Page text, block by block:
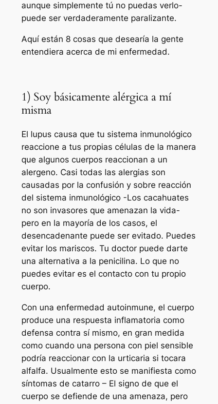
aunque simplemente tú no puedas verlo-
puede ser verdaderamente paralizante.
Aquí están 8 cosas que desearía la gente
entendiera acerca de mi enfermedad.
1) Soy básicamente alérgica a mí
misma
El lupus causa que tu sistema inmunológico
reaccione a tus propias células de la manera
que algunos cuerpos reaccionan a un
alergeno. Casi todas las alergias son
causadas por la confusión y sobre reacción
del sistema inmunológico -Los cacahuates
no son invasores que amenazan la vida-
pero en la mayoría de los casos, el
desencadenante puede ser evitado. Puedes
evitar los mariscos. Tu doctor puede darte
una alternativa a la penicilina. Lo que no
puedes evitar es el contacto con tu propio
cuerpo.
Con una enfermedad autoinmune, el cuerpo
produce una respuesta inflamatoria como
defensa contra sí mismo, en gran medida
como cuando una persona con piel sensible
podría reaccionar con la urticaria si tocara
alfalfa. Usualmente esto se manifiesta como
síntomas de catarro – El signo de que el
cuerpo se defiende de una amenaza, pero